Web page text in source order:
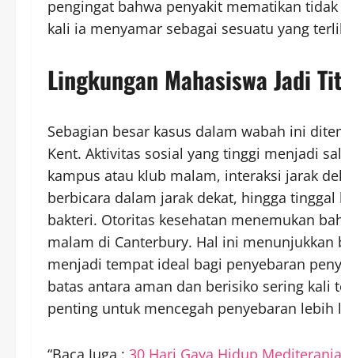
pengingat bahwa penyakit mematikan
kali ia menyamar sebagai sesuatu yang
Lingkungan Mahasiswa Jadi
Sebagian besar kasus dalam wabah ini
Kent. Aktivitas sosial yang tinggi menjadi
kampus atau klub malam, interaksi jarak
berbicara dalam jarak dekat, hingga
bakteri. Otoritas kesehatan menemukan
malam di Canterbury. Hal ini
menjadi tempat ideal bagi penyebaran
batas antara aman dan berisiko sering kali
penting untuk mencegah penyebaran lebih
“Baca Juga : 30 Hari Gaya Hidup